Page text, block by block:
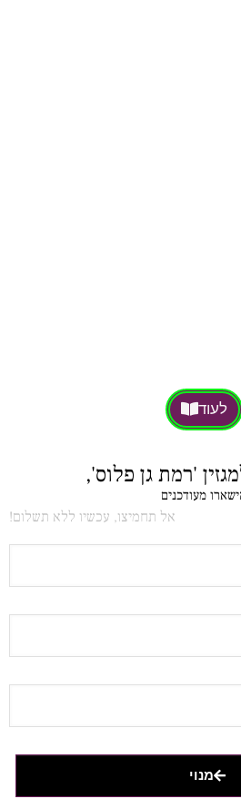
לעוד
'רמת גן פלוס',
מעודכנים
אל תחמיצו, עכשיו ללא תשלום!
מנוי